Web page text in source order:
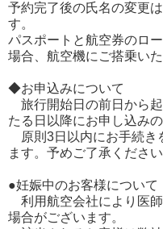
予約完了後の氏名の変更
す。
パスポートと航空券のロ
場合、航空機にご搭乗いた
◆お申込みについて
旅行開始日の前日から
たる日以降にお申し込みの
原則3日以内にお手続き
ます。予めご了承ください
●妊娠中のお客様について
利用航空会社により医
場合がございます。